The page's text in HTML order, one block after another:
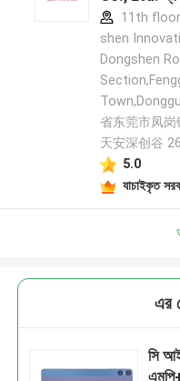
11th
shen
Dongshen
省东莞市凤
天安深创谷
5.0
যাচাইকৃত
এর
সি